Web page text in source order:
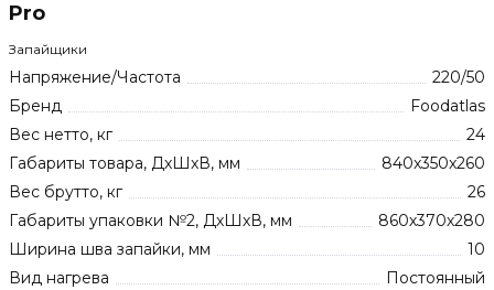
Pro
Запайщики
Напряжение/Частота
220/50
Бренд
Foodatlas
Вес нетто, кг
24
Габариты товара, ДхШхВ, мм
840x350x260
Вес брутто, кг
26
Габариты упаковки №2, ДхШхВ, мм
860х370х280
Ширина шва запайки, мм
10
Вид нагрева
Постоянный